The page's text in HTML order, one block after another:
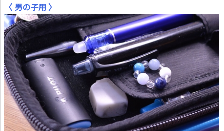
〈 男の子用 〉